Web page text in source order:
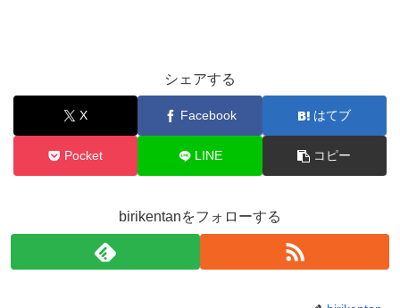
シェアする
X Facebook はてブ
Pocket LINE コピー
birikentanをフォローする